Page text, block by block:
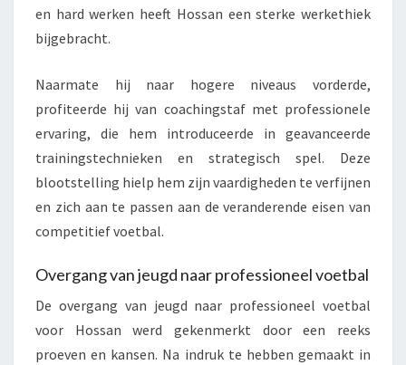
en hard werken heeft Hossan een sterke werkethiek
bijgebracht.
Naarmate hij naar hogere niveaus vorderde,
profiteerde hij van coachingstaf met professionele
ervaring, die hem introduceerde in geavanceerde
trainingstechnieken en strategisch spel. Deze
blootstelling hielp hem zijn vaardigheden te verfijnen
en zich aan te passen aan de veranderende eisen van
competitief voetbal.
Overgang van jeugd naar professioneel voetbal
De overgang van jeugd naar professioneel voetbal
voor Hossan werd gekenmerkt door een reeks
proeven en kansen. Na indruk te hebben gemaakt in